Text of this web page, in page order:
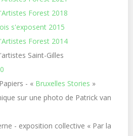
Forest 2018
s'exposent 2015
Forest 2014
Saint-Gilles
- « Bruxelles Stories »
sur une photo de Patrick van
- exposition collective « Par la